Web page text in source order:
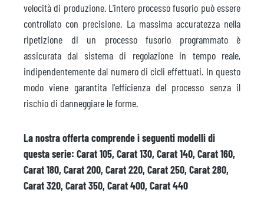
velocità di produzione. L'intero processo fusorio può essere
controllato con precisione. La massima accuratezza nella
ripetizione di un processo fusorio programmato è
assicurata dal sistema di regolazione in tempo reale,
indipendentemente dal numero di cicli effettuati. In questo
modo viene garantita l'efficienza del processo senza il
rischio di danneggiare le forme.
La nostra offerta comprende i seguenti modelli di
questa serie: Carat 105, Carat 130, Carat 140, Carat 160,
Carat 180, Carat 200, Carat 220, Carat 250, Carat 280,
Carat 320, Carat 350, Carat 400, Carat 440